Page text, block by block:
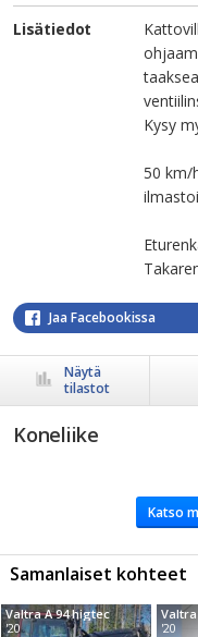
Lisätiedot
Kysy
50 km/
Jaa Facebookissa
Näytä
tilastot
Koneliike
Katso
Samanlaiset kohteet
Valtra A 94 higtec
'20
Valtra
'20